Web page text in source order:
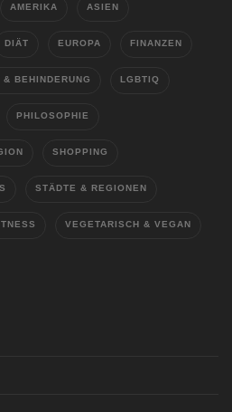
AMERIKA ASIEN
DIÄT EUROPA FINANZEN
BEHINDERUNG LGBTIQ
PHILOSOPHIE
SHOPPING
STÄDTE & REGIONEN
VEGETARISCH & VEGAN